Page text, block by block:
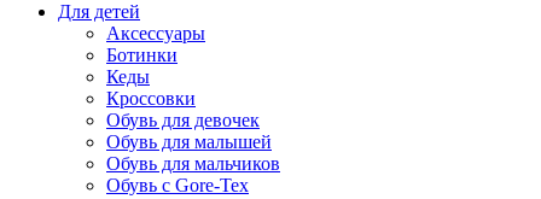
Для детей
Аксессуары
Ботинки
Кеды
Кроссовки
Обувь для девочек
Обувь для малышей
Обувь для мальчиков
Обувь с Gore-Tex